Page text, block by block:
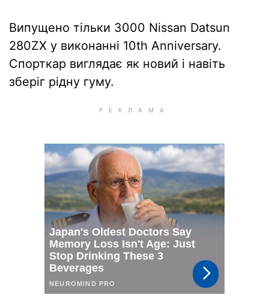
Випущено тільки 3000 Nissan Datsun
280ZX у виконанні 10th Anniversary.
Спорткар виглядає як новий і навіть
зберіг рідну гуму.